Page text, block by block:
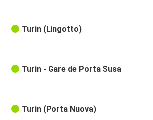
Turin (Lingotto)
Turin - Gare de Porta Susa
Turin (Porta Nuova)